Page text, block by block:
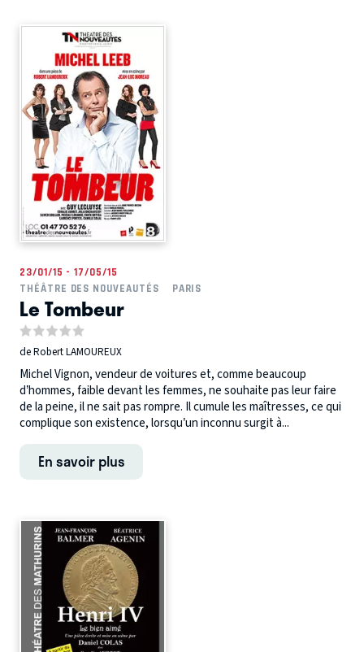
23/01/15 - 17/05/15
THÉÂTRE DES NOUVEAUTÉS
PARIS
Le Tombeur
de Robert LAMOUREUX
Michel Vignon, vendeur de voitures et, comme beaucoup
d’hommes, faible devant les femmes, ne souhaite pas leur faire
de la peine, il ne sait pas rompre. Il cumule les maîtresses, ce qui
complique son existence, lorsqu’un inconnu surgit à...
En savoir plus